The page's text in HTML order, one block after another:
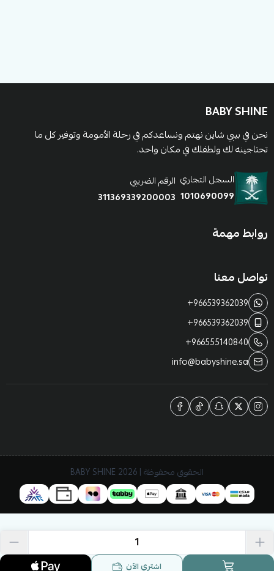
اشتري الآن
BABY SHINE
نحن في بيبي شاين نهتم ونساعدكم في رحلة الأمومة وتوفير كل ما
تحتاجينه لك ولطفلك في مكان واحد.
السجل التجاري
1010690099
الرقم الضريبي
311369339200003
روابط مهمة
تواصل معنا
+966539362039
+966539362039
+966555140840
info@babyshine.sa
الحقوق محفوظة | 2026 BABY SHINE